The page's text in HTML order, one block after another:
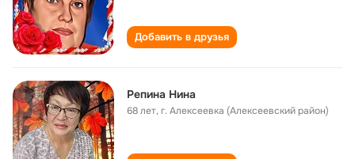
Добавить в друзья
Репина Нина
68 лет,г. Алексеевка (Алексеевский район)